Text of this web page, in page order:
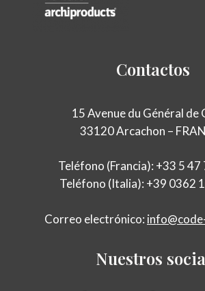
Contactos
15 Avenue du Général de
33120 Arcachon –
Teléfono (Francia): +33 5 47
Teléfono (Italia): +39 0362
Correo electrónico:
Nuestros